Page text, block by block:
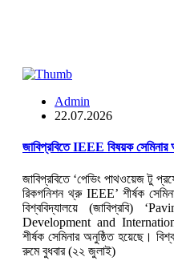
Admin
22.07.2026
জাবিপ্রবিতে IEEE বিষয়ক সেমিনার
জাবিপ্রবিতে ‘পেভিং পাথওয়েজ টু
রিকগনিশন থ্রু IEEE’ শীর্ষক
বিশ্ববিদ্যালয়ে (জাবিপ্রবি)
Development and
শীর্ষক সেমিনার অনুষ্ঠিত হয়েছে।
রুমে বুধবার (২২ জুলাই)